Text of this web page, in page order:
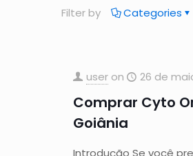
Filter by Categories
user on 26 de
Comprar Cyto
Goiânia
Introdução Se você